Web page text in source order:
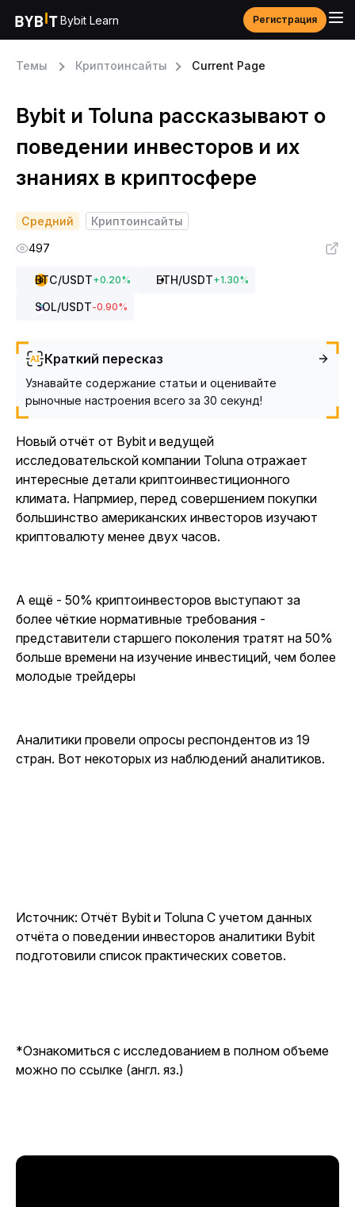
Bybit Learn Регистрация
Темы Криптоинсайты Current Page
Bybit и Toluna рассказывают о
поведении инвесторов и их
знаниях в криптосфере
Средний
Криптоинсайты
497
BTC/USDT+0.20% ETH/USDT+1.30%
SOL/USDT-0.90%
Краткий пересказ
Узнавайте содержание статьи и оценивайте
рыночные настроения всего за 30 секунд!
Новый отчёт от Bybit и ведущей
исследовательской компании Toluna отражает
интересные детали криптоинвестиционного
климата. Напрмиер, перед совершением покупки
большинство американских инвесторов изучают
криптовалюту менее двух часов.
А ещё - 50% криптоинвесторов выступают за
более чёткие нормативные требования -
представители старшего поколения тратят на 50%
больше времени на изучение инвестиций, чем более
молодые трейдеры
Аналитики провели опросы респондентов из 19
стран. Вот некоторых из наблюдений аналитиков.
Источник: Отчёт Bybit и Toluna С учетом данных
отчёта о поведении инвесторов аналитики Bybit
подготовили список практических советов.
*Ознакомиться с исследованием в полном объеме
можно по ссылке (англ. яз.)